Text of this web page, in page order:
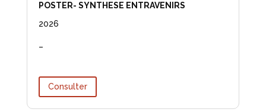
POSTER- SYNTHESE ENTRAVENIRS
2026
–
Consulter